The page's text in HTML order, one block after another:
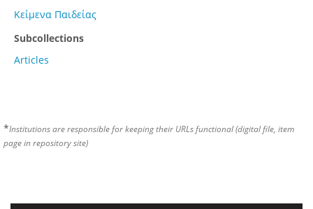
Κείμενα Παιδείας
Subcollections
Articles
*Institutions are responsible for keeping their URLs functional (digital file, item
page in repository site)